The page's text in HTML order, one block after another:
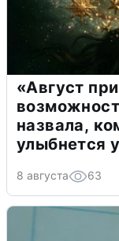
«Август
назвала,
улыбнется
8 августа 63